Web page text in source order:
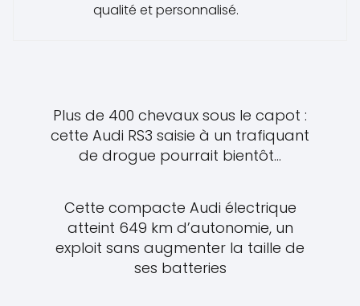
qualité et personnalisé.
Plus de 400 chevaux sous le capot :
cette Audi RS3 saisie à un trafiquant
de drogue pourrait bientôt...
Cette compacte Audi électrique
atteint 649 km d’autonomie, un
exploit sans augmenter la taille de
ses batteries